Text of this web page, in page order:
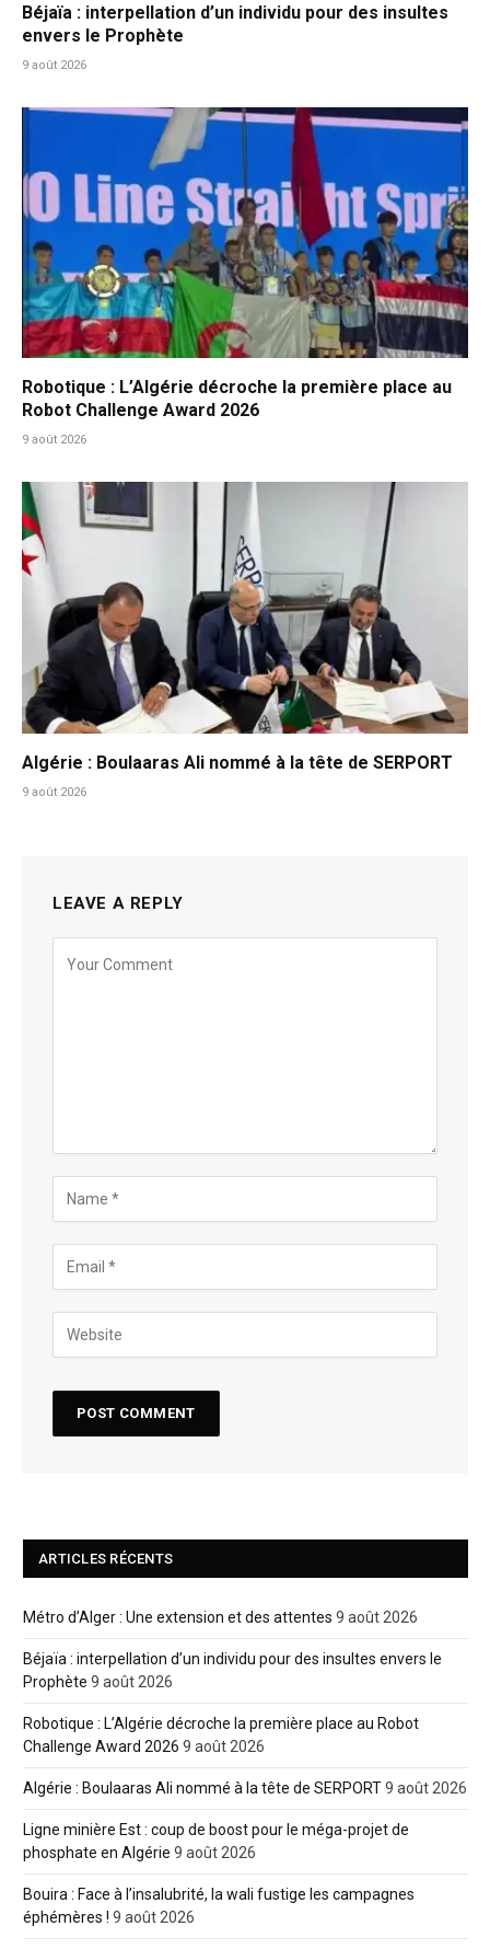
Béjaïa : interpellation d’un individu pour des insultes
envers le Prophète
9 août 2026
Robotique : L’Algérie décroche la première place au
Robot Challenge Award 2026
9 août 2026
Algérie : Boulaaras Ali nommé à la tête de SERPORT
9 août 2026
LEAVE A REPLY
ARTICLES RÉCENTS
Métro d’Alger : Une extension et des attentes 9 août 2026
Béjaïa : interpellation d’un individu pour des insultes envers le
Prophète 9 août 2026
Robotique : L’Algérie décroche la première place au Robot
Challenge Award 2026 9 août 2026
Algérie : Boulaaras Ali nommé à la tête de SERPORT9 août 2026
Ligne minière Est : coup de boost pour le méga-projet de
phosphate en Algérie 9 août 2026
Bouira : Face à l’insalubrité, la wali fustige les campagnes
éphémères ! 9 août 2026